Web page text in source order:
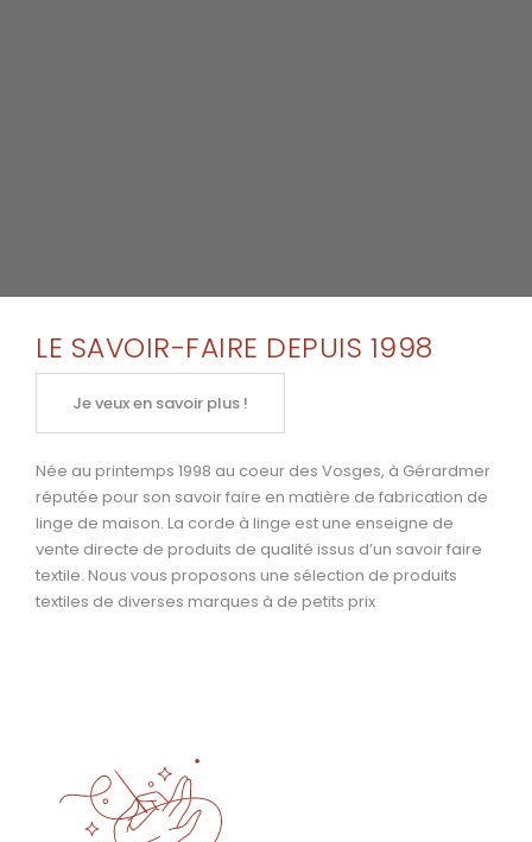
LE SAVOIR-FAIRE DEPUIS 1998
Je veux en savoir plus !
Née au printemps 1998 au coeur des Vosges, à Gérardmer
réputée pour son savoir faire en matière de fabrication de
linge de maison. La corde à linge est une enseigne de
vente directe de produits de qualité issus d’un savoir faire
textile. Nous vous proposons une sélection de produits
textiles de diverses marques à de petits prix